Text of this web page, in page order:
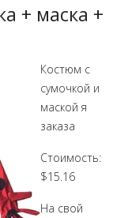
+ маска +
Костюм с
сумочкой и
маской я
заказа
Стоимость:
$15.16
На свой